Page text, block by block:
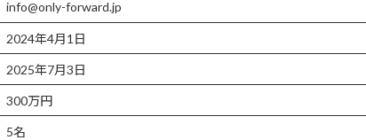
info@only-forward.jp
2024年4月1日
2025年7月3日
300万円
5名